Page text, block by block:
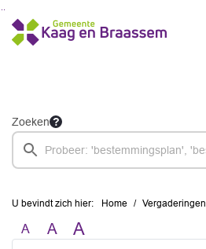
Ga naar de inhoud van deze pagina
Ga naar het zoeken
Ga naar het menu
Zoeken
U bevindt zich hier: Home Vergaderingen
A A A